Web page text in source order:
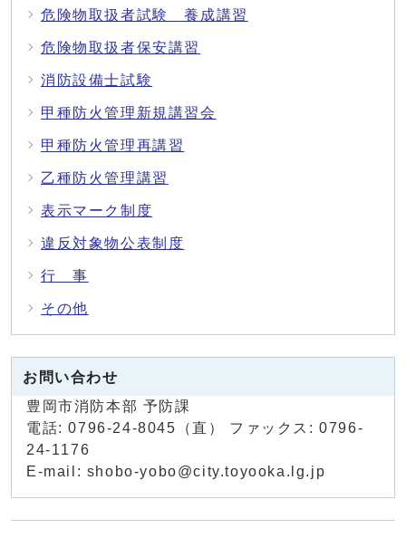
危険物取扱者試験 養成講習
危険物取扱者保安講習
消防設備士試験
甲種防火管理新規講習会
甲種防火管理再講習
乙種防火管理講習
表示マーク制度
違反対象物公表制度
行 事
その他
お問い合わせ
豊岡市消防本部 予防課
電話: 0796-24-8045（直） ファックス: 0796-
24-1176
E-mail: shobo-yobo@city.toyooka.lg.jp